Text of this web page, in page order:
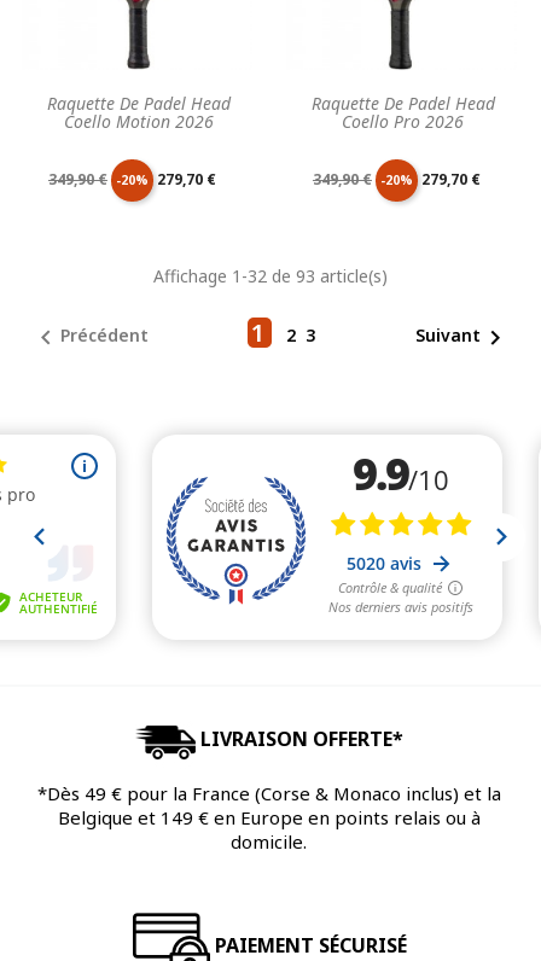
Raquette De Padel Head
Coello Motion 2026
Prix
349,90 € -20% Prix
279,70 €
Raquette De Padel Head
Coello Pro 2026
Prix
349,90 € -20% Prix
279,70 €
Affichage 1-32 de 93 article(s)
 Précédent 1 2 3 Suivant 
LIVRAISON OFFERTE*
*Dès 49 € pour la France (Corse & Monaco inclus) et la
Belgique et 149 € en Europe en points relais ou à
domicile.
PAIEMENT SÉCURISÉ